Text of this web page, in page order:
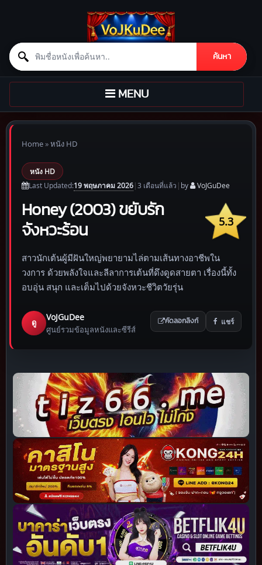
Search for:
ค้นหา
Skip to content
TOGGLE
NAVIGATION
MENU
Home»หนัง HD
หนัง HD
Last Updated:19 พฤษภาคม 2026|3 เดือนที่แล้ว | by VoJGuDee
5.3
Honey (2003) ขยับรัก
จังหวะร้อน
สาวนักเต้นผู้มีฝันใหญ่พยายามไล่ตามเส้นทางอาชีพใน
วงการ ด้วยพลังใจและลีลาการเต้นที่ดึงดูดสายตา เรื่องนี้ทั้ง
อบอุ่น สนุก และเต็มไปด้วยจังหวะชีวิตวัยรุ่น
ดู
VoJGuDee
ศูนย์รวมข้อมูลหนังและซีรีส์
คัดลอกลิงก์ แชร์